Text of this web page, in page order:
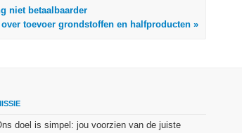
niet betaalbaarder
toevoer grondstoffen en halfproducten »
doel is simpel: jou voorzien van de juiste